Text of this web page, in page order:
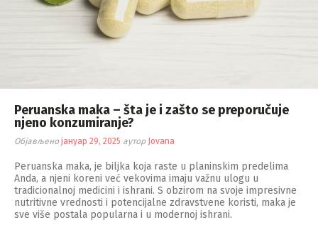
Peruanska maka – šta je i zašto se preporučuje
njeno konzumiranje?
Објављено јануар 29, 2025 аутор Jovana
Peruanska maka, je biljka koja raste u planinskim predelima
Anda, a njeni koreni već vekovima imaju važnu ulogu u
tradicionalnoj medicini i ishrani. S obzirom na svoje impresivne
nutritivne vrednosti i potencijalne zdravstvene koristi, maka je
sve više postala popularna i u modernoj ishrani.